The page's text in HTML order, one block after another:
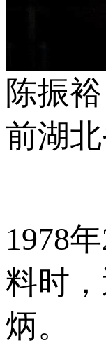
陈振裕
前湖
1978
料时
炳。